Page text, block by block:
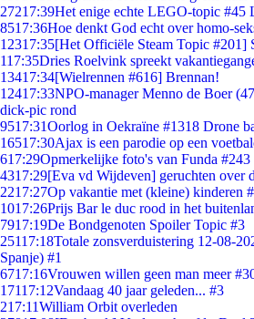
27217:39Het enige echte LEGO-topic
8517:36Hoe denkt God echt over homo-
12317:35[Het Officiële Steam Topic #201]
117:35Dries Roelvink spreekt
13417:34[Wielrennen #616] Brennan!
12417:33NPO-manager Menno de Boer
dick-pic rond
9517:31Oorlog in Oekraïne #1318 Drone
16517:30Ajax is een parodie op een
617:29Opmerkelijke foto's van Funda #243
4317:29[Eva vd Wijdeven] geruchten over
2217:27Op vakantie met (kleine) kinderen
1017:26Prijs Bar le duc rood in het
7917:19De Bondgenoten Spoiler Topic #3
25117:18Totale zonsverduistering 12-08-
Spanje) #1
6717:16Vrouwen willen geen man meer
17117:12Vandaag 40 jaar geleden... #3
217:11William Orbit overleden